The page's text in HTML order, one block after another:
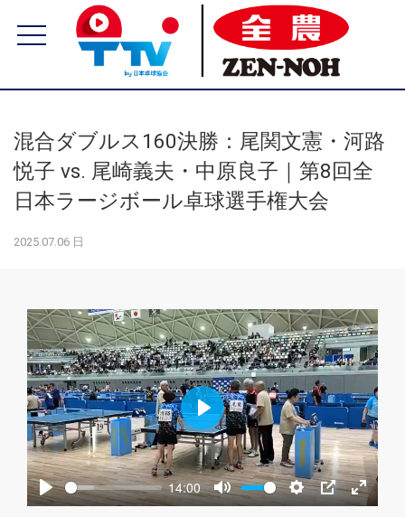
混合ダブルス160決勝：尾関文憲・河路
悦子 vs. 尾崎義夫・中原良子｜第8回全
日本ラージボール卓球選手権大会
2025.07.06 日
Play
14:00
Mute Settings
PIP Enter
Play